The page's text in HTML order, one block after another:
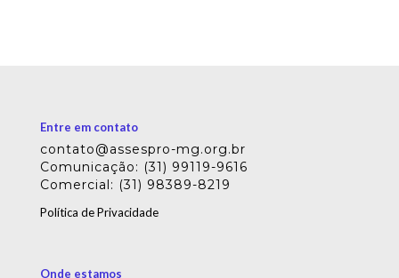
Entre em contato
contato@assespro-mg.org.br
Comunicação: (31) 99119-9616
Comercial: (31) 98389-8219
Política de Privacidade
Onde estamos